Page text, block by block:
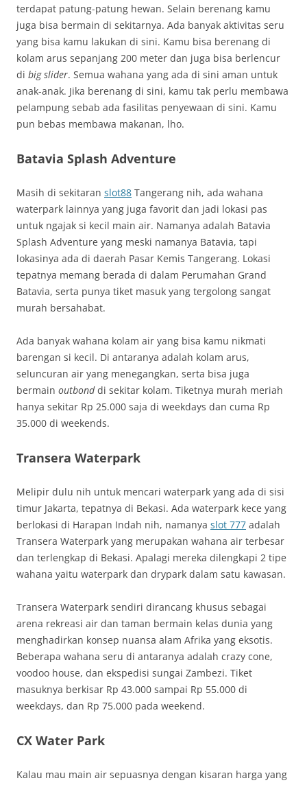
terdapat patung-patung hewan. Selain berenang kamu
juga bisa bermain di sekitarnya. Ada banyak aktivitas seru
yang bisa kamu lakukan di sini. Kamu bisa berenang di
kolam arus sepanjang 200 meter dan juga bisa berlencur
di big slider. Semua wahana yang ada di sini aman untuk
anak-anak. Jika berenang di sini, kamu tak perlu membawa
pelampung sebab ada fasilitas penyewaan di sini. Kamu
pun bebas membawa makanan, lho.
Batavia Splash Adventure
Masih di sekitaran slot88 Tangerang nih, ada wahana
waterpark lainnya yang juga favorit dan jadi lokasi pas
untuk ngajak si kecil main air. Namanya adalah Batavia
Splash Adventure yang meski namanya Batavia, tapi
lokasinya ada di daerah Pasar Kemis Tangerang. Lokasi
tepatnya memang berada di dalam Perumahan Grand
Batavia, serta punya tiket masuk yang tergolong sangat
murah bersahabat.
Ada banyak wahana kolam air yang bisa kamu nikmati
barengan si kecil. Di antaranya adalah kolam arus,
seluncuran air yang menegangkan, serta bisa juga
bermain outbonddi sekitar kolam. Tiketnya murah meriah
hanya sekitar Rp 25.000 saja di weekdays dan cuma Rp
35.000 di weekends.
Transera Waterpark
Melipir dulu nih untuk mencari waterpark yang ada di sisi
timur Jakarta, tepatnya di Bekasi. Ada waterpark kece yang
berlokasi di Harapan Indah nih, namanya slot 777 adalah
Transera Waterpark yang merupakan wahana air terbesar
dan terlengkap di Bekasi. Apalagi mereka dilengkapi 2 tipe
wahana yaitu waterpark dan drypark dalam satu kawasan.
Transera Waterpark sendiri dirancang khusus sebagai
arena rekreasi air dan taman bermain kelas dunia yang
menghadirkan konsep nuansa alam Afrika yang eksotis.
Beberapa wahana seru di antaranya adalah crazy cone,
voodoo house, dan ekspedisi sungai Zambezi. Tiket
masuknya berkisar Rp 43.000 sampai Rp 55.000 di
weekdays, dan Rp 75.000 pada weekend.
CX Water Park
Kalau mau main air sepuasnya dengan kisaran harga yang